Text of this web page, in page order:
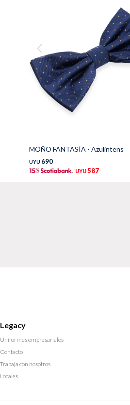
MOÑO FANTASÍA - Azulintens
UYU 690
UYU587
Legacy
Uniformes empresariales
Contacto
Trabaja con nosotros
Locales